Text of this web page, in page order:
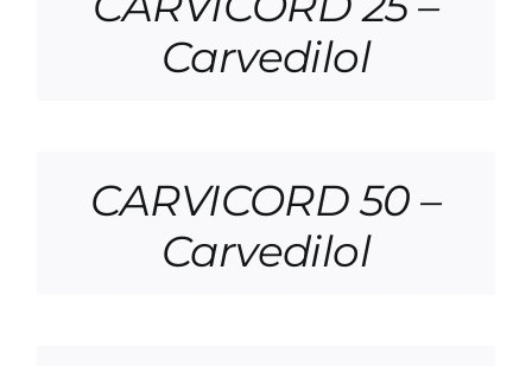
Carvedilol
CARVICORD 50 –
Carvedilol